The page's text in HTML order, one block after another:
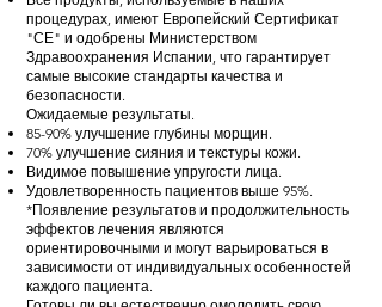
процедурах, имеют Европейский Сертификат
"СЕ" и одобрены Министерством
Здравоохранения Испании, что гарантирует
самые высокие стандарты качества и
безопасности.
Ожидаемые результаты.
85-90% улучшение глубины морщин.
70% улучшение сияния и текстуры кожи.
Видимое повышение упругости лица.
Удовлетворенность пациентов выше 95%.
*Появление результатов и продолжительность
эффектов лечения являются
ориентировочными и могут варьироваться в
зависимости от индивидуальных особенностей
каждого пациента.